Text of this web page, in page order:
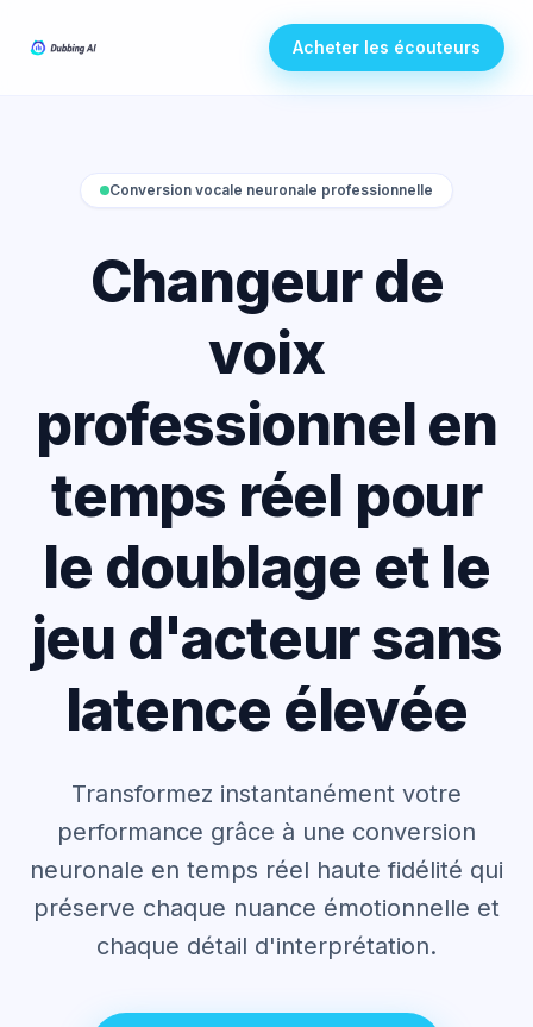
Acheter les écouteurs
Conversion vocale neuronale professionnelle
Changeur de
voix
professionnel en
temps réel pour
le doublage et le
jeu d'acteur sans
latence élevée
Transformez instantanément votre
performance grâce à une conversion
neuronale en temps réel haute fidélité qui
préserve chaque nuance émotionnelle et
chaque détail d'interprétation.